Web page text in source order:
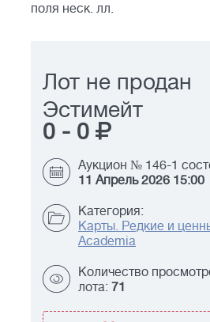
поля неск. лл.
Лот не продан
Эстимейт
0 - 0
Аукцион № 146-1
11 Апрель 2026 15:00
Категория:
Карты. Редкие и
Academia
Количество
лота: 71